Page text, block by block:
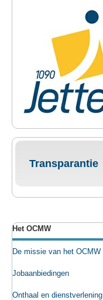
Transparantie
Het OCMW
De missie van het OCMW
Jobaanbiedingen
Onthaal en dienstverlening